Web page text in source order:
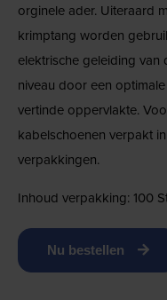
orginele ader. Uiteraard
krimptang worden
elektrische geleiding van
niveau door een
vertinde oppervlakte.
kabelschoenen verpakt
verpakkingen.
Inhoud verpakking: 100
Nu bestellen